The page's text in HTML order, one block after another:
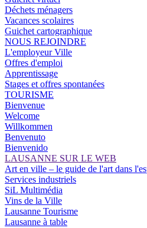
Déchets ménagers
Vacances scolaires
Guichet cartographique
NOUS REJOINDRE
L'employeur Ville
Offres d'emploi
Apprentissage
Stages et offres spontanées
TOURISME
Bienvenue
Welcome
Willkommen
Benvenuto
Bienvenido
LAUSANNE SUR LE WEB
Art en ville – le guide de l'art dans
Services industriels
SiL Multimédia
Vins de la Ville
Lausanne Tourisme
Lausanne à table